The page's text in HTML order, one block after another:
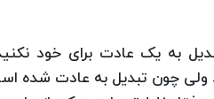
به یک عادت برای خود
ولی چون تبدیل به عادت شده